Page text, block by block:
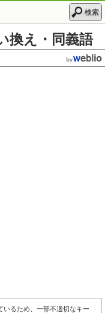
検索
換え・同義語
いるため、一部不適切なキー